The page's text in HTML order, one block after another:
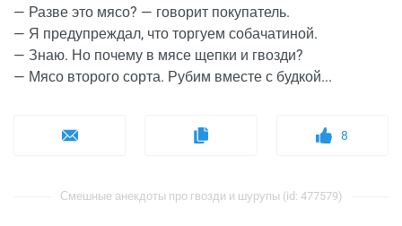
— Разве это мясо? — говорит покупатель.
— Я предупреждал, что торгуем собачатиной.
— Знаю. Но почему в мясе щепки и гвозди?
— Мясо второго сорта. Рубим вместе с будкой...
8
Смешные анекдоты про гвозди и шурупы (id: 477579)